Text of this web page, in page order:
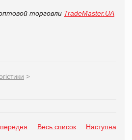
торговли TradeMaster.UA
>
Весь список Наступна